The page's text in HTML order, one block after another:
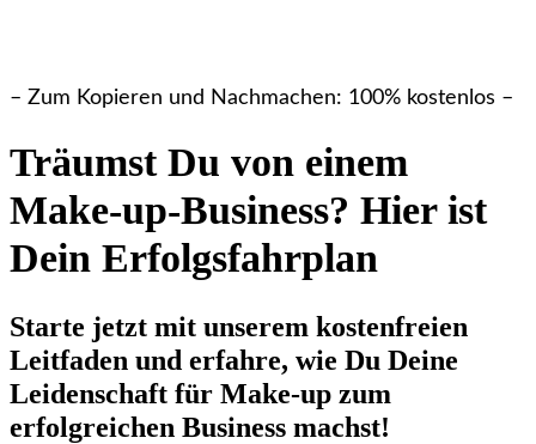
– Zum Kopieren und Nachmachen: 100% kostenlos –
Träumst Du von einem
Make-up-Business? Hier ist
Dein Erfolgsfahrplan
Starte jetzt mit unserem kostenfreien
Leitfaden und erfahre, wie Du Deine
Leidenschaft für Make-up zum
erfolgreichen Business machst!